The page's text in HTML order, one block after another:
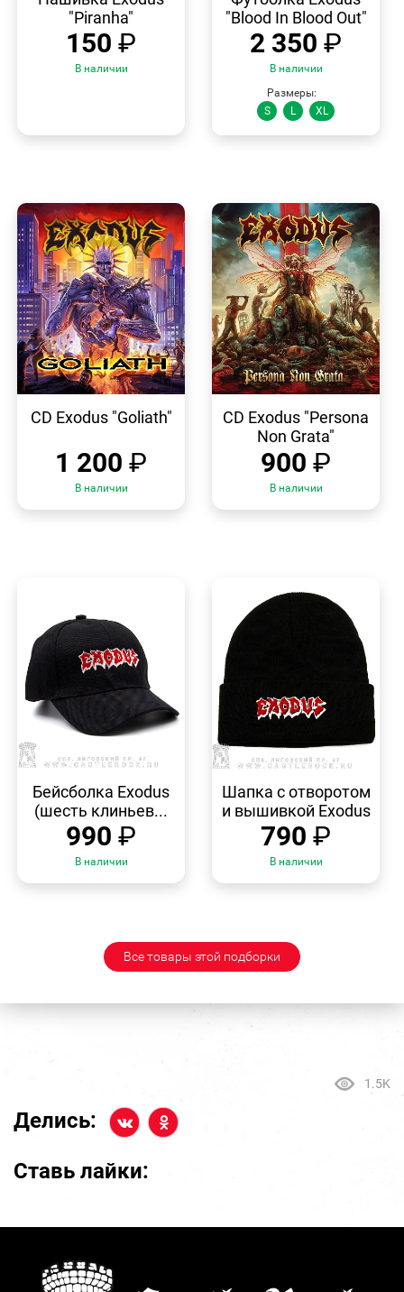
"Piranha"
150 ₽
В наличии
"Blood In Blood Out"
2 350 ₽
В наличии
Размеры:
S
L XL
ПРОСМОТР
CD Exodus "Goliath"
1 200 ₽
В наличии
ПРОСМОТР
CD Exodus "Persona
Non Grata"
900 ₽
В наличии
ПРОСМОТР
Бейсболка Exodus
(шесть клиньев...
990 ₽
В наличии
ПРОСМОТР
Шапка с отворотом
и вышивкой Exodus
790 ₽
В наличии
Все товары этой подборки
1.5K
Делись:
Ставь лайки: